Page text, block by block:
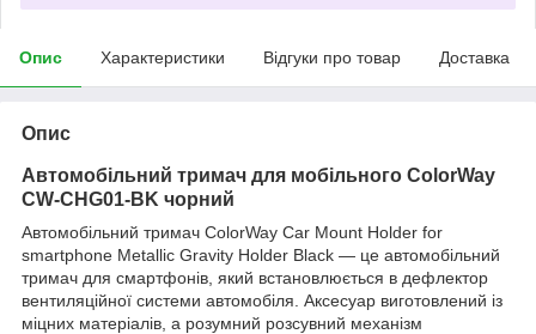
Опис Характеристики Відгуки про товар Доставка
Опис
Автомобільний тримач для мобільного ColorWay
CW-CHG01-BK чорний
Автомобільний тримач ColorWay Car Mount Holder for
smartphone Metallic Gravity Holder Black — це автомобільний
тримач для смартфонів, який встановлюється в дефлектор
вентиляційної системи автомобіля. Аксесуар виготовлений із
міцних матеріалів, а розумний розсувний механізм